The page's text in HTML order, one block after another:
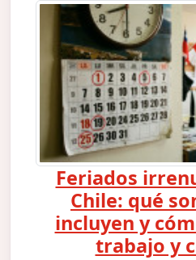
Feriados
Chile: qué
incluyen y
trabajo y